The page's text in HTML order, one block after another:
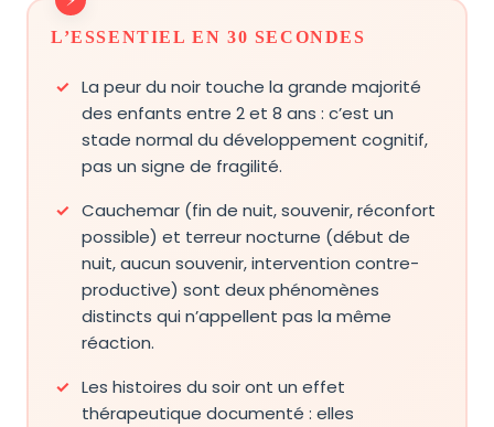
L’ESSENTIEL EN 30 SECONDES
La peur du noir touche la grande majorité
des enfants entre 2 et 8 ans : c’est un
stade normal du développement cognitif,
pas un signe de fragilité.
Cauchemar (fin de nuit, souvenir, réconfort
possible) et terreur nocturne (début de
nuit, aucun souvenir, intervention contre-
productive) sont deux phénomènes
distincts qui n’appellent pas la même
réaction.
Les histoires du soir ont un effet
thérapeutique documenté : elles